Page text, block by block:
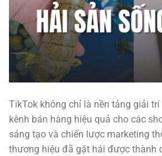
TikTok không chỉ là nền tảng giải
kênh bán hàng hiệu quả cho các
sáng tạo và chiến lược marketing
thương hiệu đã gặt hái được thành